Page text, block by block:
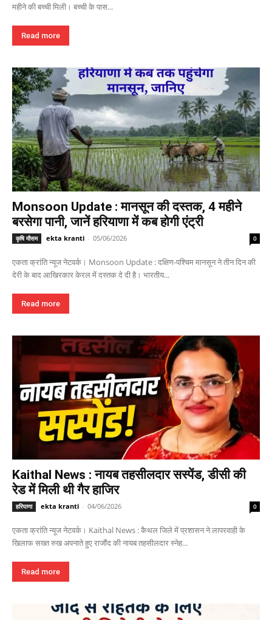
महीने की बच्ची मिली। बच्ची के पास...
Read more
Monsoon Update : मानसून की दस्तक, 4 महीने
बरसेगा पानी, जानें हरियाणा में कब होगी एंट्री
कृषि मौसम ekta kranti - 05/06/2026 0
एकता क्रांति न्यूज नेटवर्क। Monsoon Update : दक्षिण-पश्चिम मानसून ने तीन दिन की
देरी के बाद आखिरकार केरल में दस्तक दे दी है। भारतीय...
Read more
Kaithal News : नायब तहसीलदार सस्पेंड, डीसी की
रेड में मिली थी गैर हाजिर
हरियाणा ekta kranti - 04/06/2026 0
एकता क्रांति न्यूज नेटवर्क। Kaithal News : कैथल जिले में प्रशासन ने लापरवाही के
खिलाफ सख्त रुख अपनाते हुए राजौंद की नायब तहसीलदार स्नेह...
Read more